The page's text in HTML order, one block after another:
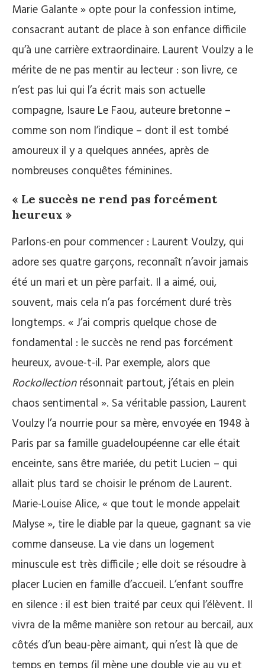
Marie Galante » opte pour la confession intime,
consacrant autant de place à son enfance difficile
qu’à une carrière extraordinaire. Laurent Voulzy a le
mérite de ne pas mentir au lecteur : son livre, ce
n’est pas lui qui l’a écrit mais son actuelle
compagne, Isaure Le Faou, auteure bretonne –
comme son nom l’indique – dont il est tombé
amoureux il y a quelques années, après de
nombreuses conquêtes féminines.
« Le succès ne rend pas forcément
heureux »
Parlons-en pour commencer : Laurent Voulzy, qui
adore ses quatre garçons, reconnaît n’avoir jamais
été un mari et un père parfait. Il a aimé, oui,
souvent, mais cela n’a pas forcément duré très
longtemps. « J’ai compris quelque chose de
fondamental : le succès ne rend pas forcément
heureux, avoue-t-il. Par exemple, alors que
Rockollectionrésonnait partout, j’étais en plein
chaos sentimental ». Sa véritable passion, Laurent
Voulzy l’a nourrie pour sa mère, envoyée en 1948 à
Paris par sa famille guadeloupéenne car elle était
enceinte, sans être mariée, du petit Lucien – qui
allait plus tard se choisir le prénom de Laurent.
Marie-Louise Alice, « que tout le monde appelait
Malyse », tire le diable par la queue, gagnant sa vie
comme danseuse. La vie dans un logement
minuscule est très difficile ; elle doit se résoudre à
placer Lucien en famille d’accueil. L’enfant souffre
en silence : il est bien traité par ceux qui l’élèvent. Il
vivra de la même manière son retour au bercail, aux
côtés d’un beau-père aimant, qui n’est là que de